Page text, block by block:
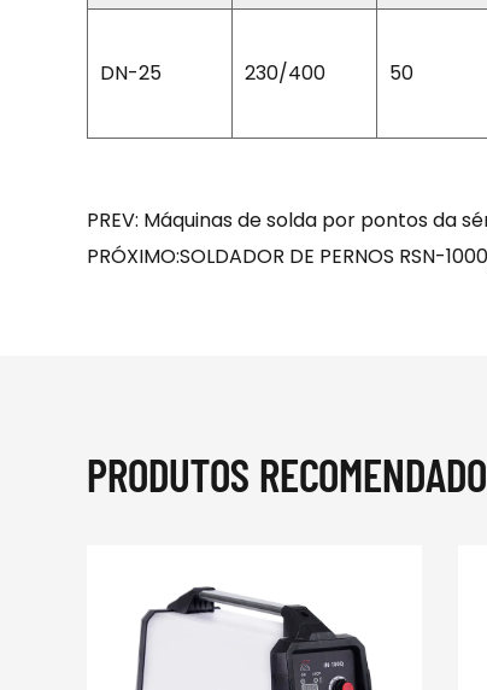
DN-25 230/400 50
PREV: Máquinas de solda por pontos da
PRÓXIMO:SOLDADOR DE PERNOS RSN-
PRODUTOS